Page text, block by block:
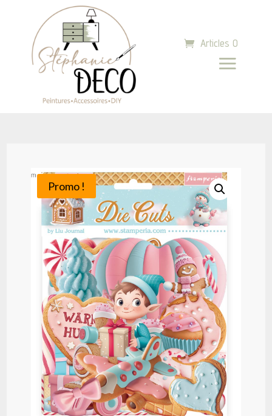
Articles 0
Promo !